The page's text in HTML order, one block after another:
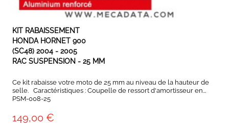
EXPÉDIÉ SOUS 3 À 5 JOURS OUVRÉS
KIT RABAISSEMENT
HONDA HORNET 900
(SC48) 2004 - 2005
RAC SUSPENSION - 25 MM
Ce kit rabaisse votre moto de 25 mm au niveau de la hauteur de
selle. Caractéristiques : Coupelle de ressort d'amortisseur en...
PSM-008-25
149,00 €